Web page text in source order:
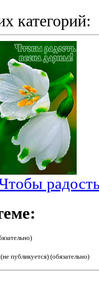
категорий:
публикуется) (обязательно)